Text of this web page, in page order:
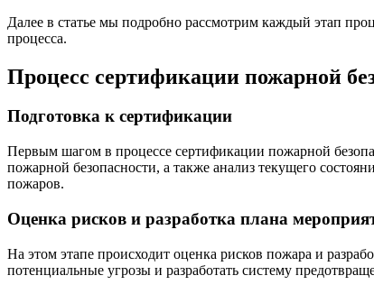
Далее в статье мы подробно рассмотрим каждый этап
процесса.
Процесс сертификации пожарной
Подготовка к сертификации
Первым шагом в процессе сертификации пожарной
пожарной безопасности, а также анализ текущего
пожаров.
Оценка рисков и разработка плана
На этом этапе происходит оценка рисков пожара и
потенциальные угрозы и разработать систему